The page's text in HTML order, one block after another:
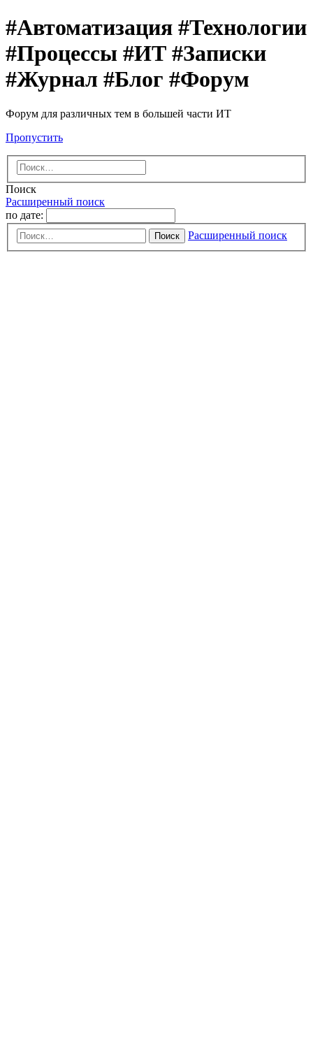
#Автоматизация #Технологии
#Процессы #ИТ #Записки
#Журнал #Блог #Форум
Форум для различных тем в большей части ИТ
Пропустить
Поиск
Расширенный поиск
по дате:
Поиск Расширенный поиск